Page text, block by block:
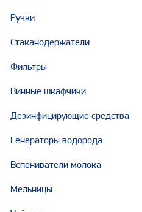
Ручки
Стаканодержатели
Фильтры
Винные шкафчики
Дезинфицирующие средства
Генераторы водорода
Вспениватели молока
Мельницы